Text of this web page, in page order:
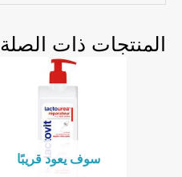
المنتجات ذات الصلة
سوف يعود قريبًا